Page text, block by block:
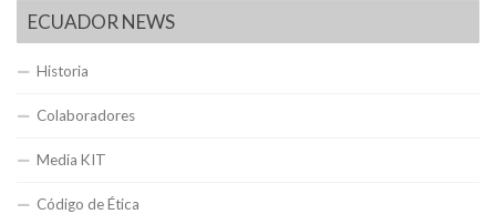
ECUADOR NEWS
Historia
Colaboradores
Media KIT
Código de Ética